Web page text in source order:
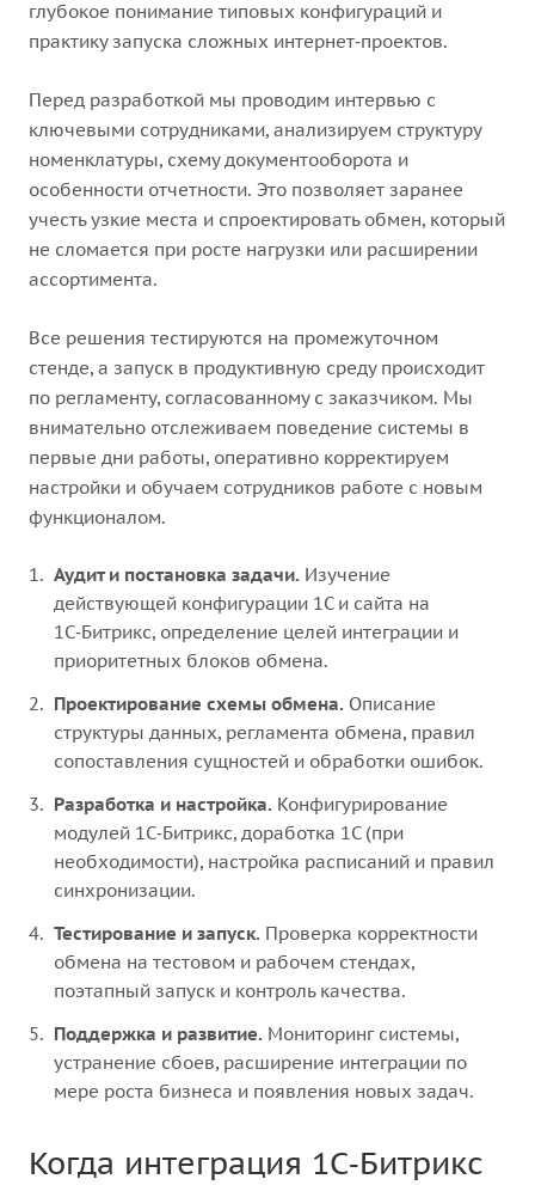
глубокое понимание типовых конфигураций и
практику запуска сложных интернет‑проектов.
Перед разработкой мы проводим интервью с
ключевыми сотрудниками, анализируем структуру
номенклатуры, схему документооборота и
особенности отчетности. Это позволяет заранее
учесть узкие места и спроектировать обмен, который
не сломается при росте нагрузки или расширении
ассортимента.
Все решения тестируются на промежуточном
стенде, а запуск в продуктивную среду происходит
по регламенту, согласованному с заказчиком. Мы
внимательно отслеживаем поведение системы в
первые дни работы, оперативно корректируем
настройки и обучаем сотрудников работе с новым
функционалом.
Аудит и постановка задачи. Изучение
действующей конфигурации 1С и сайта на
1С‑Битрикс, определение целей интеграции и
приоритетных блоков обмена.
Проектирование схемы обмена. Описание
структуры данных, регламента обмена, правил
сопоставления сущностей и обработки ошибок.
Разработка и настройка. Конфигурирование
модулей 1С‑Битрикс, доработка 1С (при
необходимости), настройка расписаний и правил
синхронизации.
Тестирование и запуск. Проверка корректности
обмена на тестовом и рабочем стендах,
поэтапный запуск и контроль качества.
Поддержка и развитие. Мониторинг системы,
устранение сбоев, расширение интеграции по
мере роста бизнеса и появления новых задач.
Когда интеграция 1С‑Битрикс